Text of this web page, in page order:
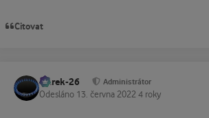
Citovat
Marek-26 Administrátor
Odesláno 13. června 2022 4 roky